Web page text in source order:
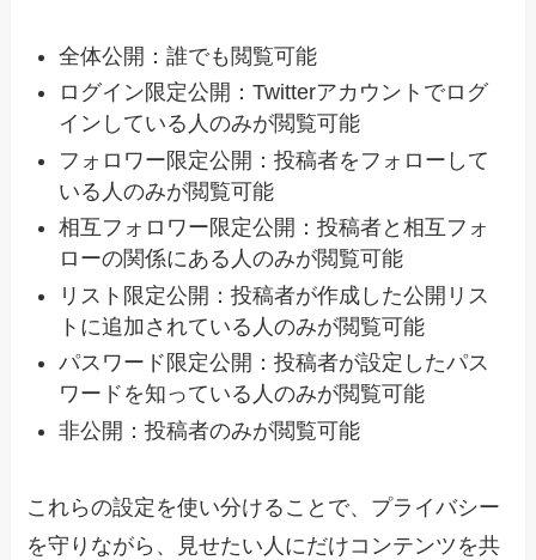
全体公開：誰でも閲覧可能
ログイン限定公開：Twitterアカウントでログ
インしている人のみが閲覧可能
フォロワー限定公開：投稿者をフォローして
いる人のみが閲覧可能
相互フォロワー限定公開：投稿者と相互フォ
ローの関係にある人のみが閲覧可能
リスト限定公開：投稿者が作成した公開リス
トに追加されている人のみが閲覧可能
パスワード限定公開：投稿者が設定したパス
ワードを知っている人のみが閲覧可能
非公開：投稿者のみが閲覧可能
これらの設定を使い分けることで、プライバシー
を守りながら、見せたい人にだけコンテンツを共